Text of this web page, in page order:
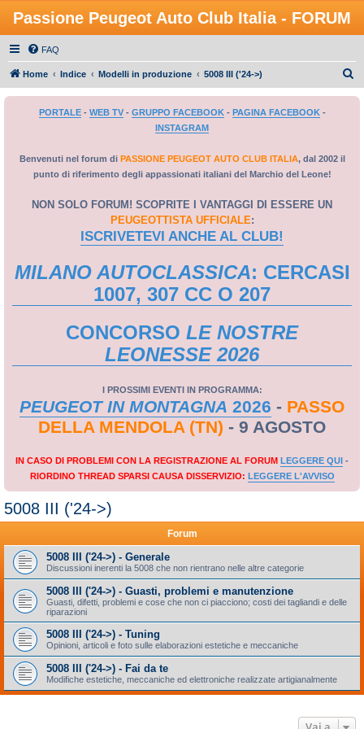
Passione Peugeot Auto Club Italia - FORUM
FAQ
Home Indice Modelli in produzione 5008 III ('24->)
PORTALE- WEB TV- GRUPPO FACEBOOK- PAGINA FACEBOOK-
INSTAGRAM
Benvenuti nel forum di PASSIONE PEUGEOT AUTO CLUB ITALIA, dal 2002 il
punto di riferimento degli appassionati italiani del Marchio del Leone!
NON SOLO FORUM! SCOPRITE I VANTAGGI DI ESSERE UN
PEUGEOTTISTA UFFICIALE:
ISCRIVETEVI ANCHE AL CLUB!
MILANO AUTOCLASSICA: CERCASI
1007, 307 CC O 207
CONCORSO LE NOSTRE
LEONESSE 2026
I PROSSIMI EVENTI IN PROGRAMMA:
PEUGEOT IN MONTAGNA 2026 - PASSO
DELLA MENDOLA (TN) - 9 AGOSTO
IN CASO DI PROBLEMI CON LA REGISTRAZIONE AL FORUM LEGGERE QUI -
RIORDINO THREAD SPARSI CAUSA DISSERVIZIO: LEGGERE L'AVVISO
5008 III ('24->)
Forum
5008 III ('24->) - Generale
Discussioni inerenti la 5008 che non rientrano nelle altre categorie
5008 III ('24->) - Guasti, problemi e manutenzione
Guasti, difetti, problemi e cose che non ci piacciono; costi dei tagliandi e delle
riparazioni
5008 III ('24->) - Tuning
Opinioni, articoli e foto sulle elaborazioni estetiche e meccaniche
5008 III ('24->) - Fai da te
Modifiche estetiche, meccaniche ed elettroniche realizzate artigianalmente